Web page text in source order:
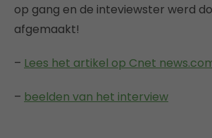
op gang en de inteviewster werd
afgemaakt!
– Lees het artikel op Cnet
– beelden van het interview